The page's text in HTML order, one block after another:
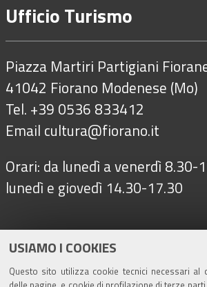
USIAMO I COOKIES
Questo sito utilizza cookie tecnici necessari al
Ufficio Turismo
Piazza Martiri Partigiani
41042 Fiorano Modenese (Mo)
Tel. +39 0536 833412
Email cultura@fiorano.it
Orari: da lunedì a venerdì 8.30-
lunedì e giovedì 14.30-17.30
Seguici su